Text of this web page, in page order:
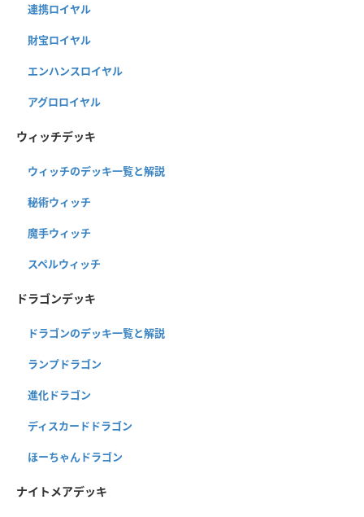
連携ロイヤル
財宝ロイヤル
エンハンスロイヤル
アグロロイヤル
ウィッチデッキ
ウィッチのデッキ一覧と解説
秘術ウィッチ
魔手ウィッチ
スペルウィッチ
ドラゴンデッキ
ドラゴンのデッキ一覧と解説
ランプドラゴン
進化ドラゴン
ディスカードドラゴン
ほーちゃんドラゴン
ナイトメアデッキ